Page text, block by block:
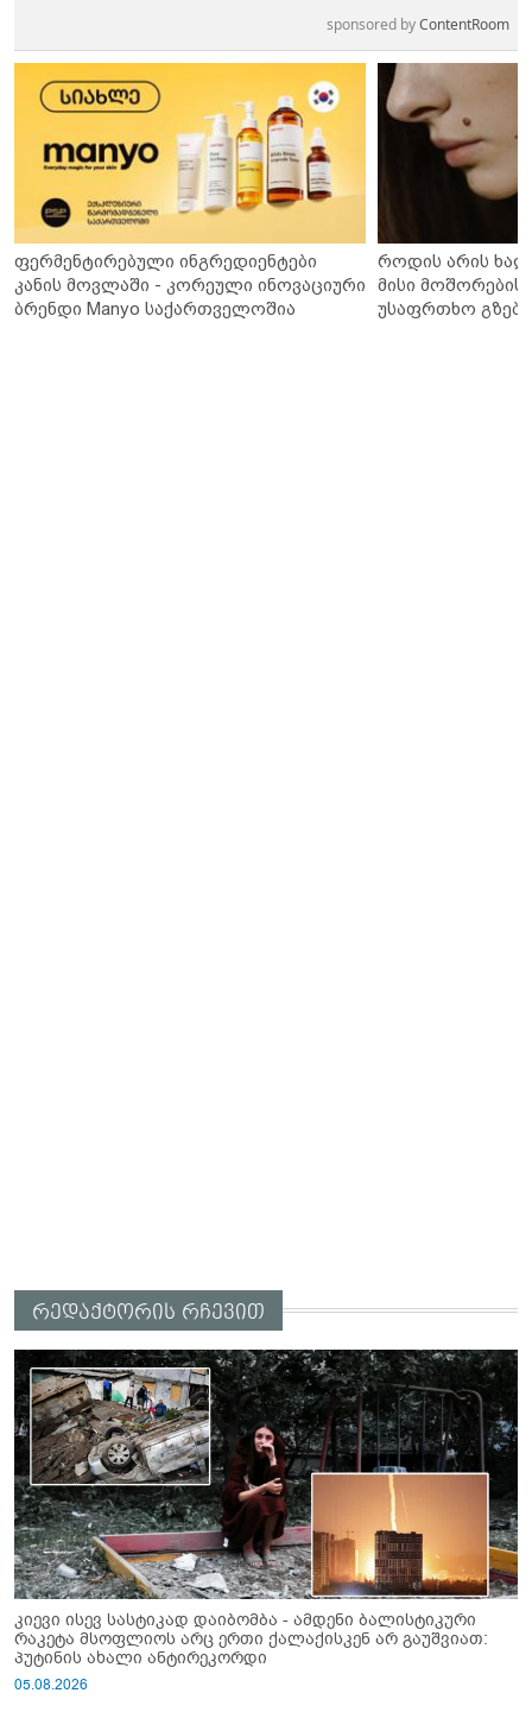
sponsored byContentRoom
ფერმენტირებული ინგრედიენტები
კანის მოვლაში - კორეული ინოვაციური
ბრენდი Manyo საქართველოშია
როდის არის
მისი მოშორების
უსაფრთხო გზები
რედაქტორის რჩევით
კიევი ისევ სასტიკად დაიბომბა - ამდენი ბალისტიკური
რაკეტა მსოფლიოს არც ერთი ქალაქისკენ არ გაუშვიათ:
პუტინის ახალი ანტირეკორდი
05.08.2026